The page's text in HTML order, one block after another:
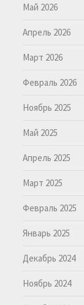
Май 2026
Апрель 2026
Март 2026
Февраль 2026
Ноябрь 2025
Май 2025
Апрель 2025
Март 2025
Февраль 2025
Январь 2025
Декабрь 2024
Ноябрь 2024